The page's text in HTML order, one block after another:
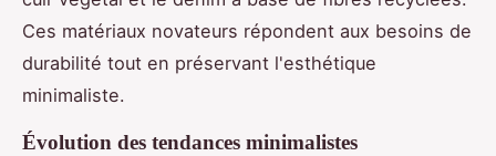
Ces matériaux novateurs répondent aux besoins de
durabilité tout en préservant l'esthétique
minimaliste.
Évolution des tendances minimalistes